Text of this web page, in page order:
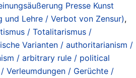
Presse Kunst
und Lehre / Verbot von Zensur),
/ Totalitarismus /
Varianten / authoritarianism /
/ arbitrary rule / political
Verleumdungen / Gerüchte /